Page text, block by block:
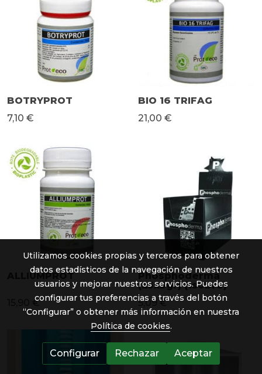
BOTRYPROT
7,10 €
BIO 16 TRIFAG
21,00 €
ALLIUMPROT
15,90 €
Phosphoderma
(25x3gr) (1sobre)
5,09 €
Utilizamos cookies propias y terceros para obtener
datos estadísticos de la navegación de nuestros
usuarios y mejorar nuestros servicios. Puedes
configurar tus preferencias a través del botón
“Configurar” o obtener más información en nuestra
Política de cookies.
Configurar Rechazar Aceptar